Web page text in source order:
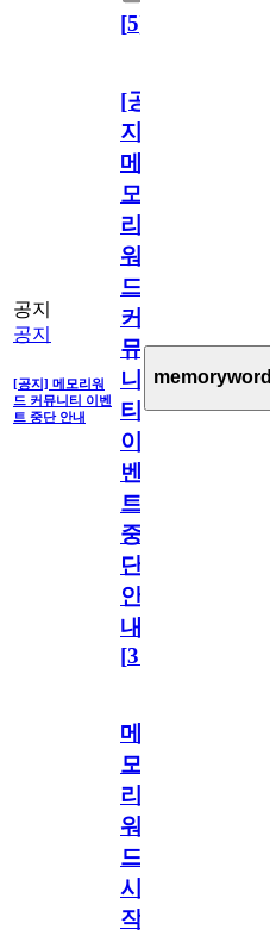
[5]
공지
공지
[공지] 메모리워
드 커뮤니티 이벤
트 중단 안내
[공
지]
메
모
리
워
드
커
뮤
니
티
이
벤
트
중
단
안
내
[31
memoryword
메
모
리
워
드
시
작